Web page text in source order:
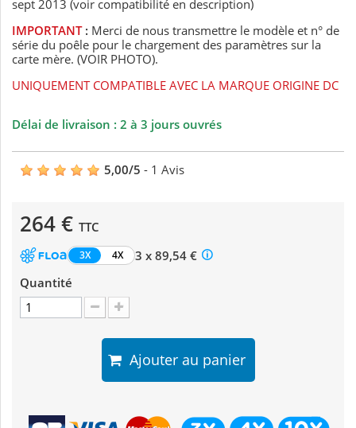
sept 2013 (voir compatibilité en description)
IMPORTANT : Merci de nous transmettre le modèle et n° de
série du poêle pour le chargement des paramètres sur la
carte mère. (VOIR PHOTO).
UNIQUEMENT COMPATIBLE AVEC LA MARQUE ORIGINE DC
Délai de livraison : 2 à 3 jours ouvrés
5,00/5 - 1 Avis
264 € TTC
3X 4X
3 x 89,54 €
Quantité
Ajouter au panier